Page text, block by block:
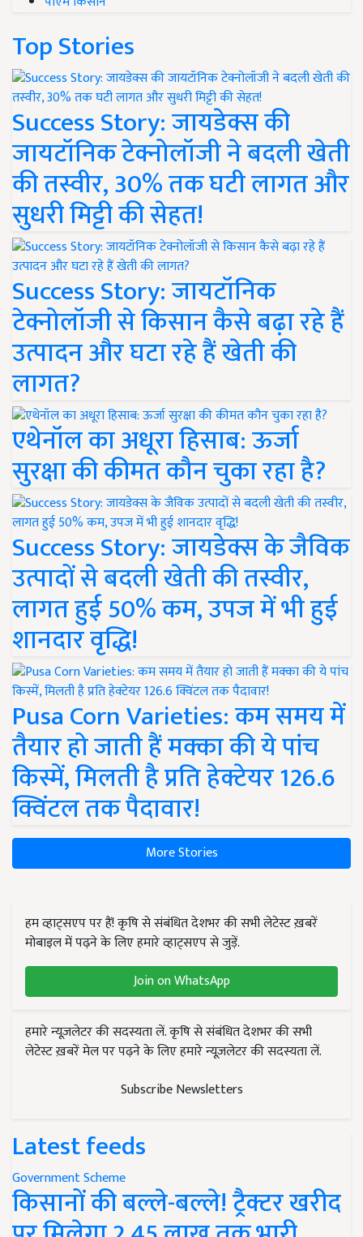
Top Stories
Success Story: जायडेक्स की
जायटॉनिक टेक्नोलॉजी ने बदली खेती
की तस्वीर, 30% तक घटी लागत और
सुधरी मिट्टी की सेहत!
Success Story: जायटॉनिक
टेक्नोलॉजी से किसान कैसे बढ़ा रहे हैं
उत्पादन और घटा रहे हैं खेती की
लागत?
एथेनॉल का अधूरा हिसाब: ऊर्जा
सुरक्षा की कीमत कौन चुका रहा है?
Success Story: जायडेक्स के जैविक
उत्पादों से बदली खेती की तस्वीर,
लागत हुई 50% कम, उपज में भी हुई
शानदार वृद्धि!
Pusa Corn Varieties: कम समय में
तैयार हो जाती हैं मक्का की ये पांच
किस्में, मिलती है प्रति हेक्टेयर 126.6
क्विंटल तक पैदावार!
More Stories
हम व्हाट्सएप पर हैं! कृषि से संबंधित देशभर की सभी लेटेस्ट ख़बरें
मोबाइल में पढ़ने के लिए हमारे व्हाट्सएप से जुड़ें.
Join on WhatsApp
हमारे न्यूज़लेटर की सदस्यता लें. कृषि से संबंधित देशभर की सभी
लेटेस्ट ख़बरें मेल पर पढ़ने के लिए हमारे न्यूज़लेटर की सदस्यता लें.
Subscribe Newsletters
Latest feeds
Government Scheme
किसानों की बल्ले-बल्ले! ट्रैक्टर खरीद